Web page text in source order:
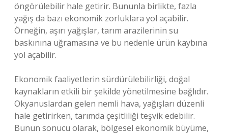
öngörülebilir hale getirir. Bununla birlikte, fazla
yağış da bazı ekonomik zorluklara yol açabilir.
Örneğin, aşırı yağışlar, tarım arazilerinin su
baskınına uğramasına ve bu nedenle ürün kaybına
yol açabilir.
Ekonomik faaliyetlerin sürdürülebilirliği, doğal
kaynakların etkili bir şekilde yönetilmesine bağlıdır.
Okyanuslardan gelen nemli hava, yağışları düzenli
hale getirirken, tarımda çeşitliliği teşvik edebilir.
Bunun sonucu olarak, bölgesel ekonomik büyüme,